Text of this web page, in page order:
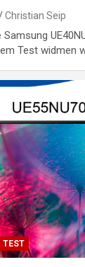
Christian Seip
Test widmen
TEST